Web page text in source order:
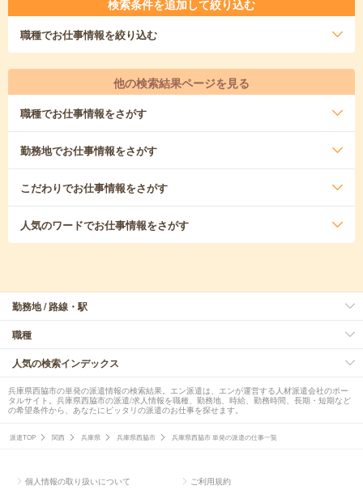
検索条件を追加して絞り込む
職種でお仕事情報を絞り込む
他の検索結果ページを見る
職種でお仕事情報をさがす
勤務地でお仕事情報をさがす
こだわりでお仕事情報をさがす
人気のワードでお仕事情報をさがす
勤務地 / 路線・駅
職種
人気の検索インデックス
兵庫県西脇市の単発の派遣情報の検索結果。エン派遣は、エンが運営する人材派遣会社のポー
タルサイト。兵庫県西脇市の派遣/求人情報を職種、勤務地、時給、勤務時間、長期・短期など
の希望条件から、あなたにピッタリの派遣のお仕事を探せます。
派遣TOP 関西 兵庫県 兵庫県西脇市 兵庫県西脇市 単発の派遣の仕事一覧
個人情報の取り扱いについて ご利用規約